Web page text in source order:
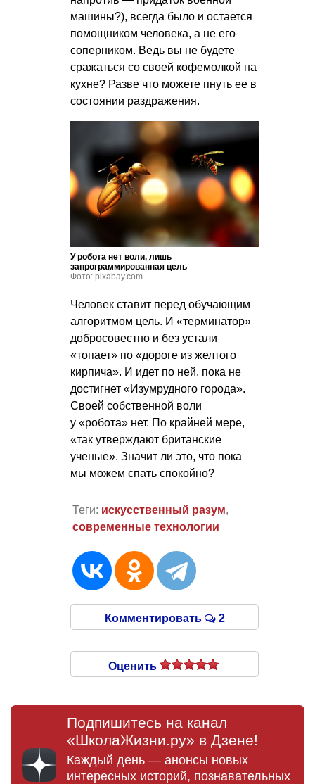
машины?), всегда было и остается
помощником человека, а не его
соперником. Ведь вы не будете
сражаться со своей кофемолкой на
кухне? Разве что можете пнуть ее в
состоянии раздражения.
У робота нет воли, лишь
запрограммированная цель
Фото: pixabay.com
Человек ставит перед обучающим
алгоритмом цель. И «терминатор»
добросовестно и без устали
«топает» по «дороге из желтого
кирпича». И идет по ней, пока не
достигнет «Изумрудного города».
Своей собственной воли
у «робота» нет. По крайней мере,
«так утверждают британские
ученые». Значит ли это, что пока
мы можем спать спокойно?
Теги: искусственный разум,
современные технологии
Комментировать 2
Оценить
Подпишитесь на канал
«ШколаЖизни.ру» в Дзене!
Каждый день — анонсы новых
интересных историй, познавательных